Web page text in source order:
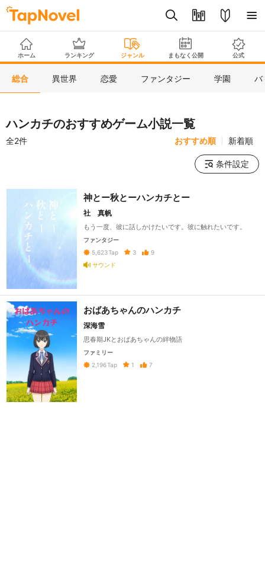
ホーム ランキング ジャンル まもなく公開 公式
総合 異世界 恋愛 ファンタジー 学園 バ
ハンカチのおすすめゲーム小説一覧
全2件 おすすめ順 新着順
条件設定
神とー秋とーハンカチとー
社 真帆
もう一度、彼に話しかけたいです。彼に触れたいです。
ファンタジー
5,623Tap 3
9
サウンド
おばあちゃんのハンカチ
深海雪
思春期JKとおばあちゃんの絆物語
ファミリー
2,196Tap 1 7